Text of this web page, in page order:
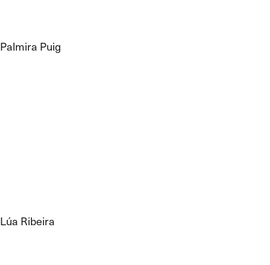
Palmira Puig
Lúa Ribeira